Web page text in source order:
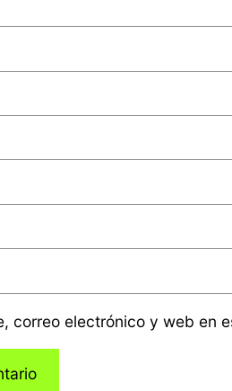
correo electrónico y web en